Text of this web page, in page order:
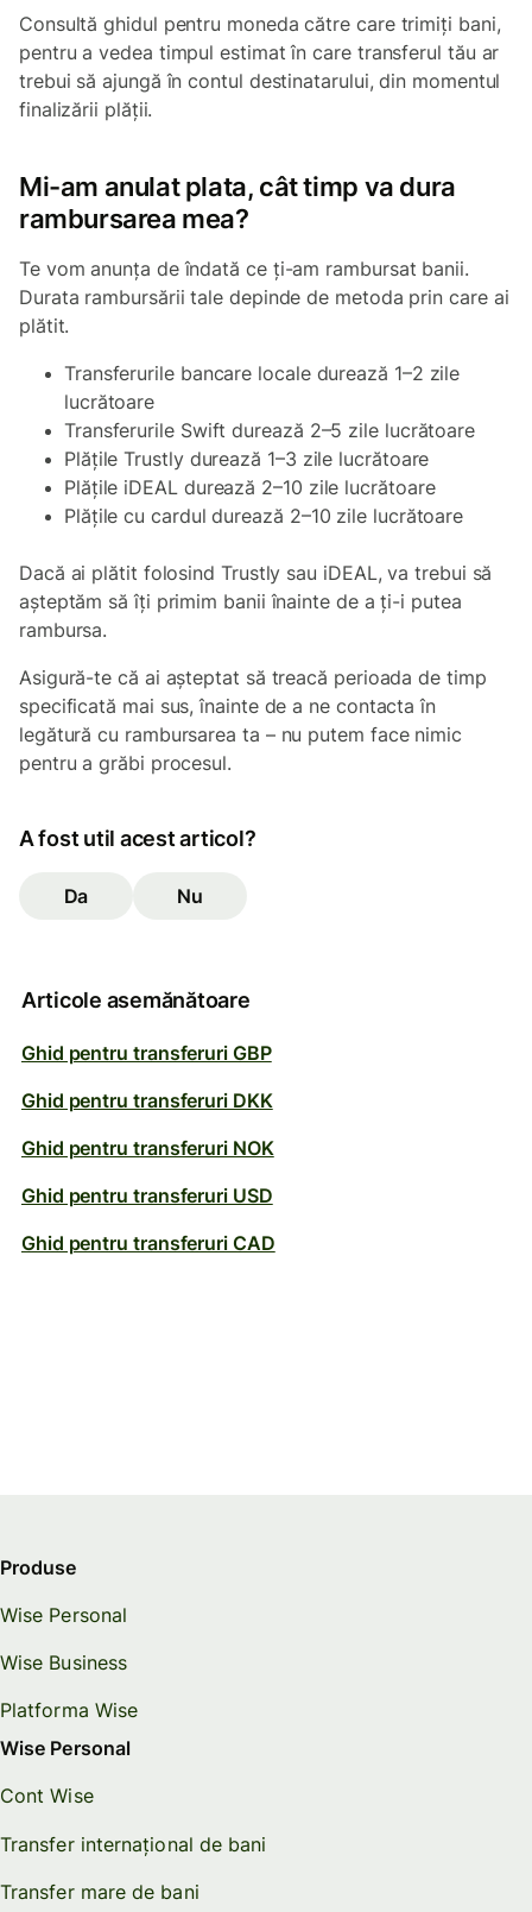
Consultă ghidul pentru moneda către care trimiți bani,
pentru a vedea timpul estimat în care transferul tău ar
trebui să ajungă în contul destinatarului, din momentul
finalizării plății.
Mi-am anulat plata, cât timp va dura
rambursarea mea?
Te vom anunța de îndată ce ți-am rambursat banii.
Durata rambursării tale depinde de metoda prin care ai
plătit.
Transferurile bancare locale durează 1–2 zile
lucrătoare
Transferurile Swift durează 2–5 zile lucrătoare
Plățile Trustly durează 1–3 zile lucrătoare
Plățile iDEAL durează 2–10 zile lucrătoare
Plățile cu cardul durează 2–10 zile lucrătoare
Dacă ai plătit folosind Trustly sau iDEAL, va trebui să
așteptăm să îți primim banii înainte de a ți-i putea
rambursa.
Asigură-te că ai așteptat să treacă perioada de timp
specificată mai sus, înainte de a ne contacta în
legătură cu rambursarea ta – nu putem face nimic
pentru a grăbi procesul.
A fost util acest articol?
Da Nu
Articole asemănătoare
Ghid pentru transferuri GBP
Ghid pentru transferuri DKK
Ghid pentru transferuri NOK
Ghid pentru transferuri USD
Ghid pentru transferuri CAD
Produse
Wise Personal
Wise Business
Platforma Wise
Wise Personal
Cont Wise
Transfer internațional de bani
Transfer mare de bani